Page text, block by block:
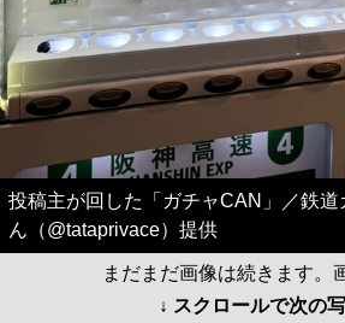
投稿主が回した「ガチャCAN」／鉄道
ん（@tataprivace）提供
まだまだ画像は続きます。
↓ スクロールで次の